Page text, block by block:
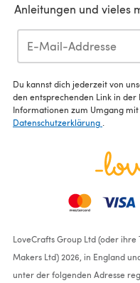
Anleitungen und vieles
Du kannst dich jederzeit von
den entsprechenden Link in der
Informationen zum Umgang
Datenschutzerklärung
LoveCrafts Group Ltd (oder
Makers Ltd) 2026, in England
unter der folgenden Adresse